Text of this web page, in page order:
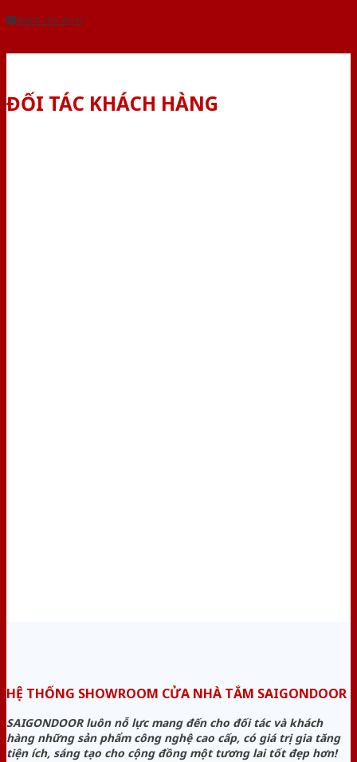
Dành cho đại lý
ĐỐI TÁC KHÁCH HÀNG
HỆ THỐNG SHOWROOM CỬA NHÀ TẮM SAIGONDOOR
SAIGONDOOR luôn nỗ lực mang đến cho đối tác và khách
hàng những sản phẩm công nghệ cao cấp, có giá trị gia tăng
tiện ích, sáng tạo cho cộng đồng một tương lai tốt đẹp hơn!